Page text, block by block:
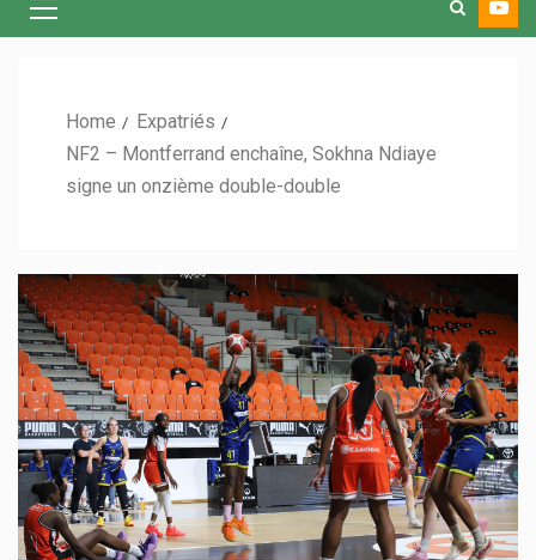
Home
Expatriés
NF2 – Montferrand enchaîne, Sokhna Ndiaye
signe un onzième double-double